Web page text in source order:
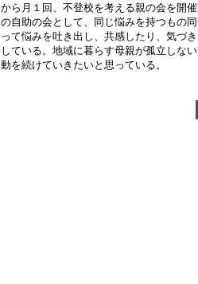
から月１回、不登校を考える親の会を開
の自助の会として、同じ悩みを持つもの
って悩みを吐き出し、共感したり、気づ
している。地域に暮らす母親が孤立しな
動を続けていきたいと思っている。